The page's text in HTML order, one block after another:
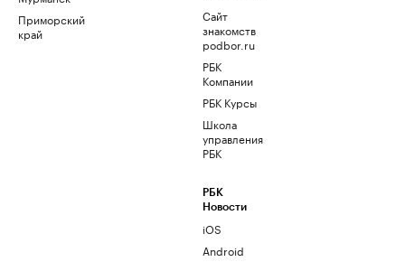
Приморский
край
Сайт
знакомств
podbor.ru
РБК
Компании
РБК Курсы
Школа
управления
РБК
РБК
Новости
iOS
Android